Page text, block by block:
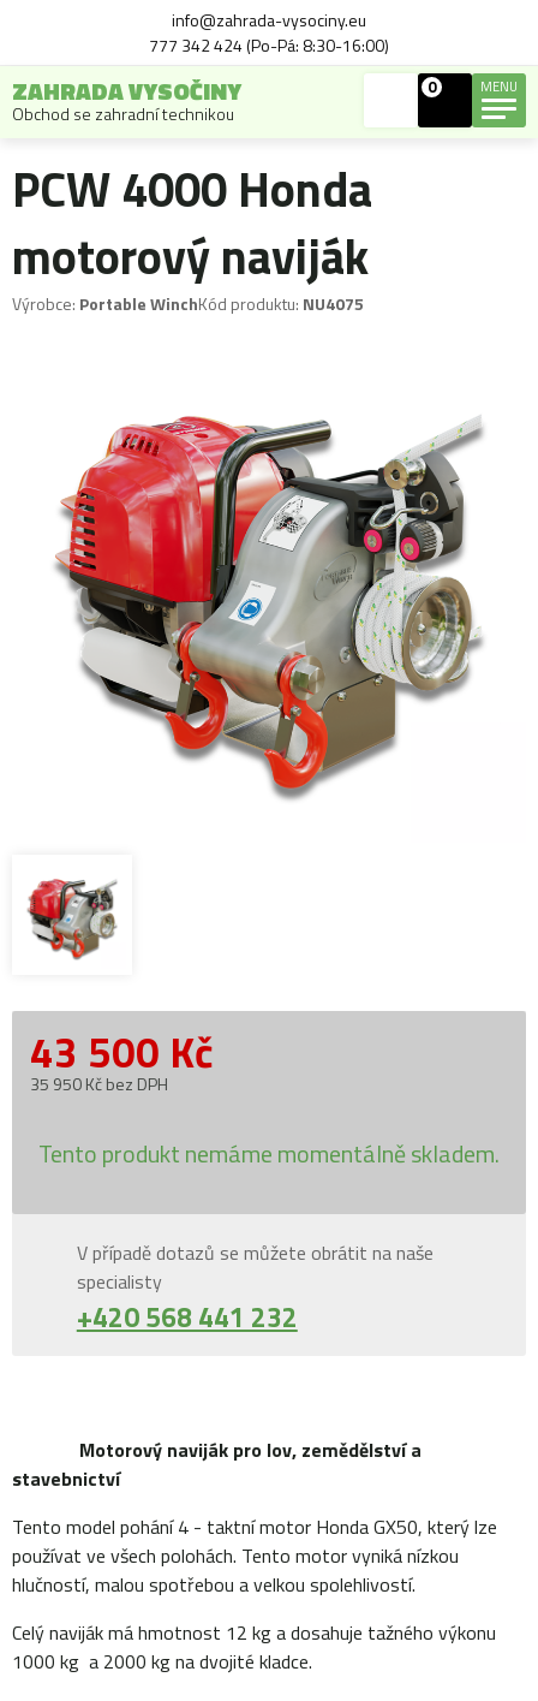
info@zahrada-vysociny.eu
777 342 424 (Po-Pá: 8:30-16:00)
ZAHRADA VYSOČINY
Obchod se zahradní technikou
0 MENU
PCW 4000 Honda
motorový naviják
Výrobce: Portable WinchKód produktu: NU4075
43 500 Kč
35 950 Kč bez DPH
Tento produkt nemáme momentálně skladem.
V případě dotazů se můžete obrátit na naše
specialisty
+420 568 441 232
Motorový naviják pro lov, zemědělství a
stavebnictví
Tento model pohání 4 - taktní motor Honda GX50, který lze
používat ve všech polohách. Tento motor vyniká nízkou
hlučností, malou spotřebou a velkou spolehlivostí.
Celý naviják má hmotnost 12 kg a dosahuje tažného výkonu
1000 kg a 2000 kg na dvojité kladce.